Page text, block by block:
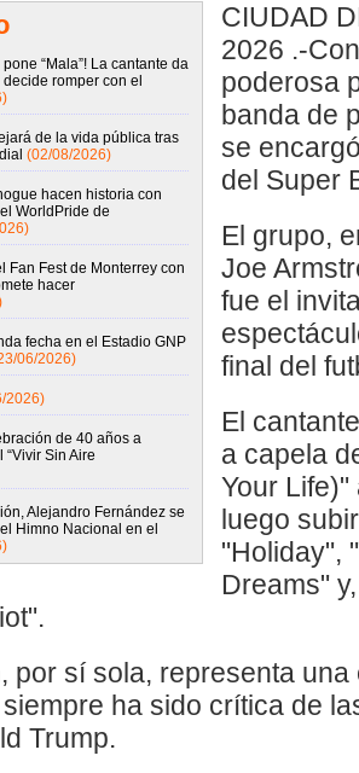
“Mala”! La cantante da
romper con el
de la vida pública tras
(02/08/2026)
hacen historia con
WorldPride de
Fan Fest de Monterrey con
hacer
fecha en el Estadio GNP
06/2026)
2026)
de 40 años a
Sin Aire
Alejandro Fernández se
Himno Nacional en el
CIUDAD
2026 .-
poderosa
banda de
se
del Super
El grupo,
Joe
fue el
final del
El
a capela
Your
luego
"Holiday",
Dreams"
por sí sola, representa
ha sido crítica de
Trump.